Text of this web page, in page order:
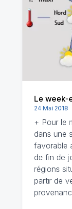
Le week-
24 Mai 2018
+ Pour le
dans une
favorable
de fin de
régions
partir de